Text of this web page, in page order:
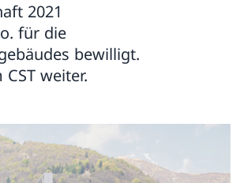
2021
für die
bewilligt.
weiter.